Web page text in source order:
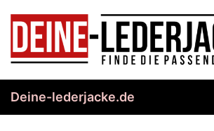
content
Deine-lederjacke.de